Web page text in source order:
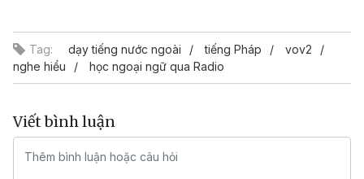
Tag: dạy tiếng nước ngoài tiếng Pháp
vov2
nghe hiểu
học ngoại ngữ qua Radio
Viết bình luận